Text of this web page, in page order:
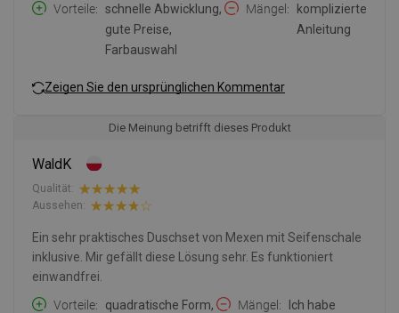
Vorteile
schnelle Abwicklung,
gute Preise,
Farbauswahl
Mängel
komplizierte
Anleitung
Zeigen Sie den ursprünglichen Kommentar
Die Meinung betrifft dieses Produkt
WaldK
Qualität:
Aussehen:
Ein sehr praktisches Duschset von Mexen mit Seifenschale
inklusive. Mir gefällt diese Lösung sehr. Es funktioniert
einwandfrei.
Vorteile
quadratische Form,
Mängel
Ich habe